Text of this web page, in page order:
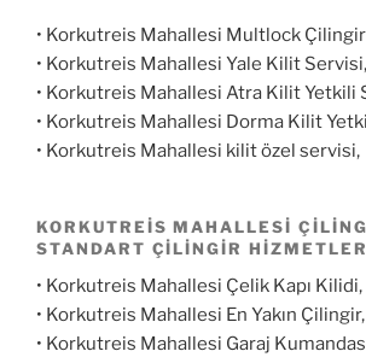
• Korkutreis Mahallesi Multlock
• Korkutreis Mahallesi Yale Kilit Servisi,
• Korkutreis Mahallesi Atra Kilit Yetkili
• Korkutreis Mahallesi Dorma Kilit
• Korkutreis Mahallesi kilit özel servisi,
KORKUTREIS MAHALLESI
STANDART ÇILINGIR
• Korkutreis Mahallesi Çelik Kapı Kilidi,
• Korkutreis Mahallesi En Yakın Çilingir,
• Korkutreis Mahallesi Garaj